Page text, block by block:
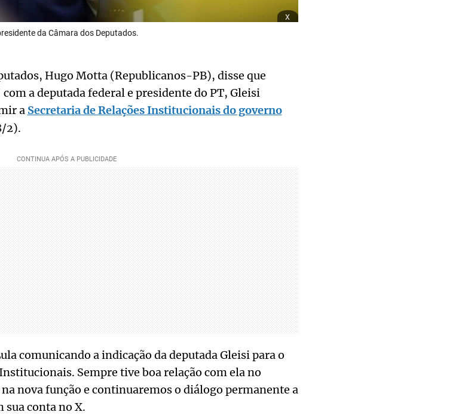
x
da Câmara dos Deputados.
Hugo Motta (Republicanos-PB), disse que
a deputada federal e presidente do PT, Gleisi
a Secretaria de Relações Institucionais do governo
2).
comunicando a indicação da deputada Gleisi para o
Sempre tive boa relação com ela no
nova função e continuaremos o diálogo permanente a
conta no X.